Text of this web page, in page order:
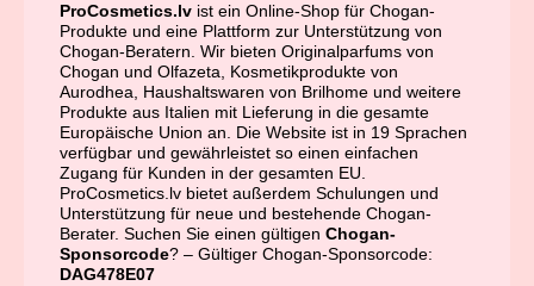
ProCosmetics.lv ist ein Online-Shop für Chogan-
Produkte und eine Plattform zur Unterstützung von
Chogan-Beratern. Wir bieten Originalparfums von
Chogan und Olfazeta, Kosmetikprodukte von
Aurodhea, Haushaltswaren von Brilhome und weitere
Produkte aus Italien mit Lieferung in die gesamte
Europäische Union an. Die Website ist in 19 Sprachen
verfügbar und gewährleistet so einen einfachen
Zugang für Kunden in der gesamten EU.
ProCosmetics.lv bietet außerdem Schulungen und
Unterstützung für neue und bestehende Chogan-
Berater. Suchen Sie einen gültigen Chogan-
Sponsorcode? – Gültiger Chogan-Sponsorcode:
DAG478E07